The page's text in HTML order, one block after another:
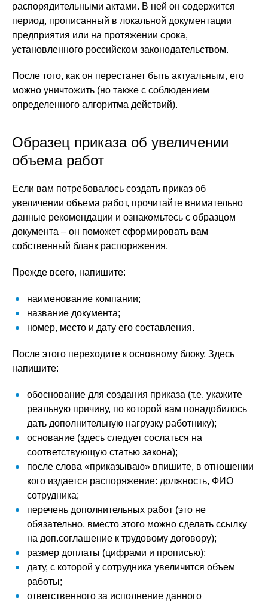
распорядительными актами. В ней он содержится
период, прописанный в локальной документации
предприятия или на протяжении срока,
установленного российском законодательством.
После того, как он перестанет быть актуальным, его
можно уничтожить (но также с соблюдением
определенного алгоритма действий).
Образец приказа об увеличении
объема работ
Если вам потребовалось создать приказ об
увеличении объема работ, прочитайте внимательно
данные рекомендации и ознакомьтесь с образцом
документа – он поможет сформировать вам
собственный бланк распоряжения.
Прежде всего, напишите:
наименование компании;
название документа;
номер, место и дату его составления.
После этого переходите к основному блоку. Здесь
напишите:
обоснование для создания приказа (т.е. укажите
реальную причину, по которой вам понадобилось
дать дополнительную нагрузку работнику);
основание (здесь следует сослаться на
соответствующую статью закона);
после слова «приказываю» впишите, в отношении
кого издается распоряжение: должность, ФИО
сотрудника;
перечень дополнительных работ (это не
обязательно, вместо этого можно сделать ссылку
на доп.соглашение к трудовому договору);
размер доплаты (цифрами и прописью);
дату, с которой у сотрудника увеличится объем
работы;
ответственного за исполнение данного